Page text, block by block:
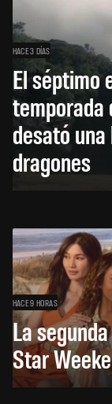
HACE 3 DÍAS
El séptimo
temporada
desató
dragones
HACE 9 HORAS
La
Star